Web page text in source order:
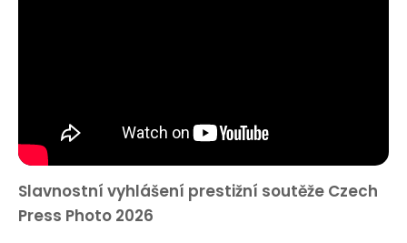
Slavnostní vyhlášení prestižní soutěže Czech
Press Photo 2026